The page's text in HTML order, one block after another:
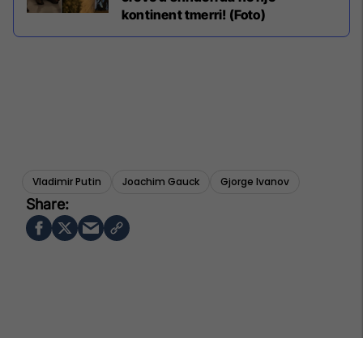
kontinent tmerri! (Foto)
Vladimir Putin Joachim Gauck Gjorge Ivanov